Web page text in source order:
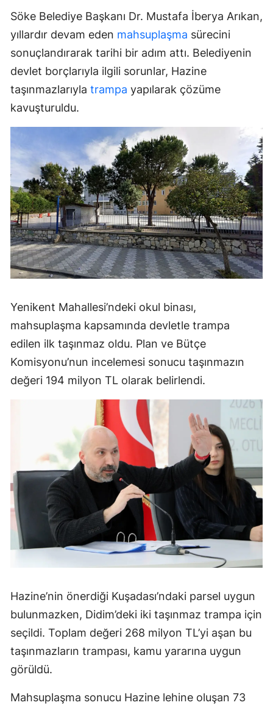
Söke Belediye Başkanı Dr. Mustafa İberya Arıkan,
yıllardır devam eden mahsuplaşma sürecini
sonuçlandırarak tarihi bir adım attı. Belediyenin
devlet borçlarıyla ilgili sorunlar, Hazine
taşınmazlarıyla trampa yapılarak çözüme
kavuşturuldu.
Yenikent Mahallesi’ndeki okul binası,
mahsuplaşma kapsamında devletle trampa
edilen ilk taşınmaz oldu. Plan ve Bütçe
Komisyonu’nun incelemesi sonucu taşınmazın
değeri 194 milyon TL olarak belirlendi.
Hazine’nin önerdiği Kuşadası’ndaki parsel uygun
bulunmazken, Didim’deki iki taşınmaz trampa için
seçildi. Toplam değeri 268 milyon TL’yi aşan bu
taşınmazların trampası, kamu yararına uygun
görüldü.
Mahsuplaşma sonucu Hazine lehine oluşan 73